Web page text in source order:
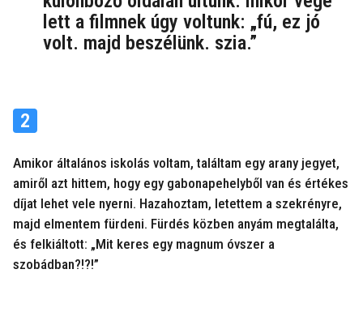
lett a filmnek úgy voltunk: „fú, ez jó
volt. majd beszélünk. szia.”
2
Amikor általános iskolás voltam, találtam egy arany jegyet,
amiről azt hittem, hogy egy gabonapehelyből van és értékes
díjat lehet vele nyerni. Hazahoztam, letettem a szekrényre,
majd elmentem fürdeni. Fürdés közben anyám megtalálta,
és felkiáltott: „Mit keres egy magnum óvszer a
szobádban?!?!”